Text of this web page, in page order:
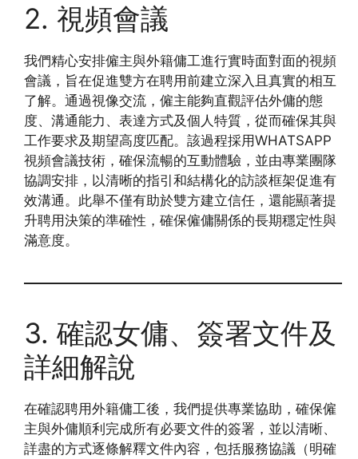
2. 視頻會議
我們精心安排僱主與外籍傭工進行實時面對面的視頻
會議，旨在促進雙方在聘用前建立深入且真實的相互
了解。通過視像交流，僱主能夠直觀評估外傭的態
度、溝通能力、表達方式及個人特質，從而確保其與
工作要求及期望高度匹配。該過程採用WHATSAPP
視頻會議技術，確保流暢的互動體驗，並由專業團隊
協調安排，以清晰的指引和結構化的訪談框架促進有
效溝通。此舉不僅有助於雙方建立信任，還能顯著提
升聘用決策的準確性，確保僱傭關係的長期穩定性與
滿意度。
3. 確認女傭、簽署文件及
詳細解說
在確認聘用外籍傭工後，我們提供專業協助，確保僱
主與外傭順利完成所有必要文件的簽署，並以清晰、
詳盡的方式逐條解釋文件內容，包括服務協議（明確